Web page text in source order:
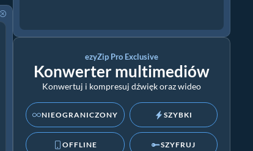
ezyZip Pro Exclusive
Konwerter multimediów
Konwertuj i kompresuj dźwięk oraz wideo
NIEOGRANICZONY SZYBKI
OFFLINE SZYFRUJ